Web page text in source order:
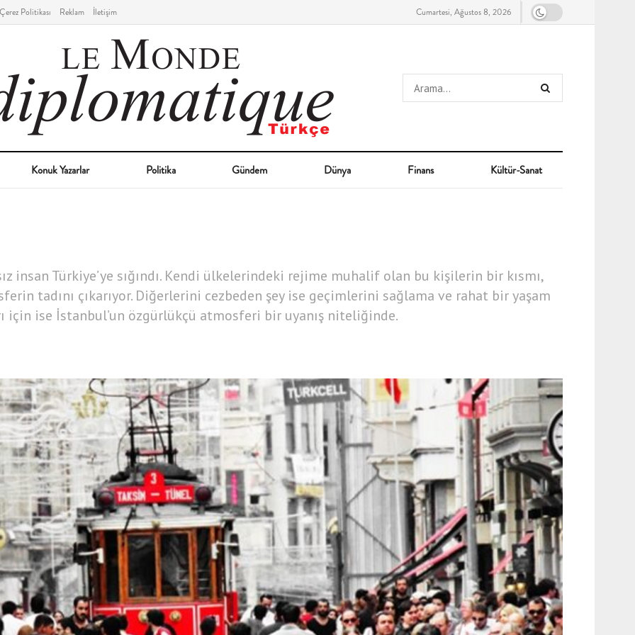
Çerez Politikası Reklam İletişim Cumartesi, Ağustos 8, 2026
Konuk Yazarlar Politika Gündem Dünya Finans Kültür-Sanat
insan Türkiye’ye sığındı. Kendi ülkelerindeki rejime muhalif olan bu kişilerin bir kısmı,
tadını çıkarıyor. Diğerlerini cezbeden şey ise geçimlerini sağlama ve rahat bir yaşam
için ise İstanbul’un özgürlükçü atmosferi bir uyanış niteliğinde.